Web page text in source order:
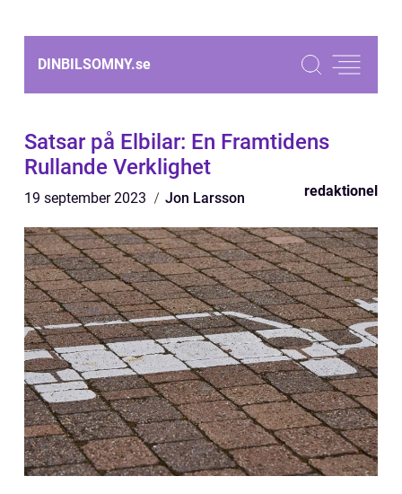
DINBILSOMNY.se
Satsar på Elbilar: En Framtidens
Rullande Verklighet
19 september 2023 Jon Larsson redaktionel